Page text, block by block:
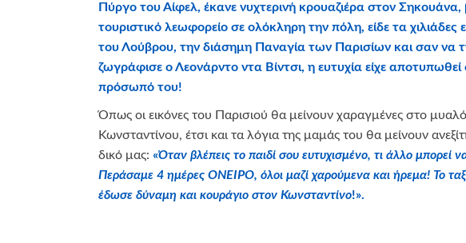
Πύργο του Αίφελ, έκανε νυχτερινή κρουαζιέρα στον Σηκουάνα,
τουριστικό λεωφορείο σε ολόκληρη την πόλη, είδε τα χιλιάδες
του Λούβρου, την διάσημη Παναγία των Παρισίων και σαν να
ζωγράφισε ο Λεονάρντο ντα Βίντσι, η ευτυχία είχε αποτυπωθεί
πρόσωπό του!
Όπως οι εικόνες του Παρισιού θα μείνουν χαραγμένες στο
Κωνσταντίνου, έτσι και τα λόγια της μαμάς του θα μείνουν
δικό μας: «Όταν βλέπεις το παιδί σου ευτυχισμένο, τι άλλο μπορεί
Περάσαμε 4 ημέρες ΟΝΕΙΡΟ, όλοι μαζί χαρούμενα και ήρεμα! Το
έδωσε δύναμη και κουράγιο στον Κωνσταντίνο!».